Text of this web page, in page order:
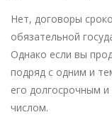
Нет, договоры
обязательной
Однако если вы
подряд с одним и
его долгосрочным
числом.